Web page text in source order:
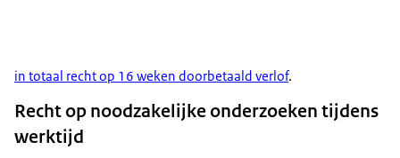
in totaal recht op 16 weken doorbetaald verlof.
Recht op noodzakelijke onderzoeken tijdens
werktijd